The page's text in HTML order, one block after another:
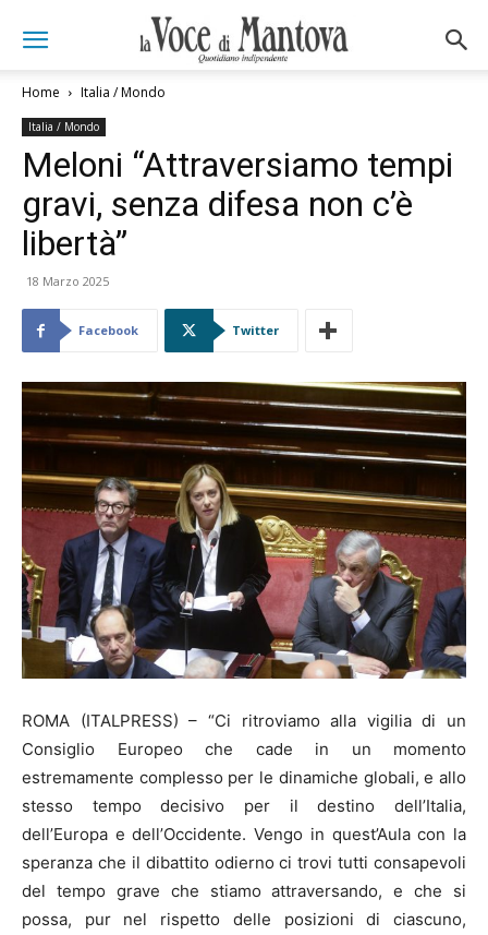
Home Italia / Mondo
Italia / Mondo
Meloni “Attraversiamo tempi
gravi, senza difesa non c’è
libertà”
18 Marzo 2025
Facebook Twitter
ROMA (ITALPRESS) – “Ci ritroviamo alla vigilia di un
Consiglio Europeo che cade in un momento
estremamente complesso per le dinamiche globali, e allo
stesso tempo decisivo per il destino dell’Italia,
dell’Europa e dell’Occidente. Vengo in quest’Aula con la
speranza che il dibattito odierno ci trovi tutti consapevoli
del tempo grave che stiamo attraversando, e che si
possa, pur nel rispetto delle posizioni di ciascuno,